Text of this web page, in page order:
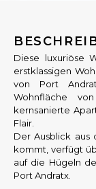
Diese luxuriöse
erstklassigen
von Port
Wohnfläche
kernsanierte
Flair.
Der Ausblick aus
kommt, verfügt
auf die Hügeln
Port Andratx.